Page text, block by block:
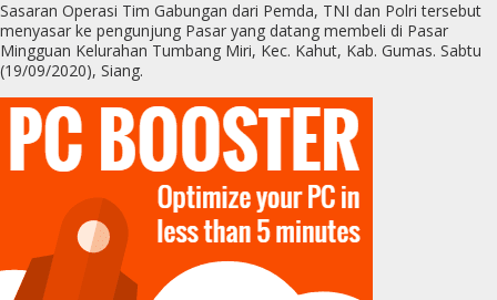
Sasaran Operasi Tim Gabungan dari Pemda, TNI dan Polri tersebut
menyasar ke pengunjung Pasar yang datang membeli di Pasar
Mingguan Kelurahan Tumbang Miri, Kec. Kahut, Kab. Gumas. Sabtu
(19/09/2020), Siang.